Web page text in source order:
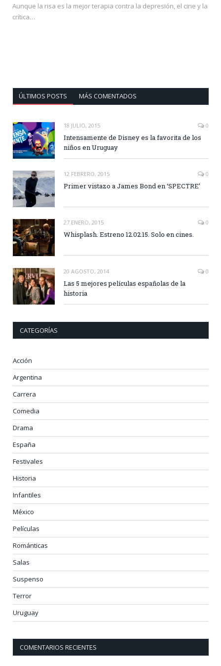
Aunque la risa es la mejor terapia contra la depresión, el cine y la
crítica…
ÚLTIMOS POSTS MÁS COMENTADOS
18 JULIO, 2015 0
Intensamente de Disney es la favorita de los
niños en Uruguay
12 FEBRERO, 2015 0
Primer vistazo a James Bond en ‘SPECTRE’
27 ENERO, 2015 0
Whisplash. Estreno 12.02.15. Solo en cines.
20 AGOSTO, 2014 0
Las 5 mejores películas españolas de la
historia
CATEGORÍAS
Acción
Argentina
Carrera
Comedia
Drama
España
Festivales
Historia
Infantiles
México
Películas
Románticas
Salas
Suspenso
Terror
Uruguay
COMENTARIOS RECIENTES